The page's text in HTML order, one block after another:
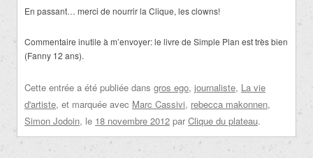
En passant… merci de nourrir la Clique, les clowns!
Commentaire inutile à m’envoyer: le livre de Simple Plan est très bien
(Fanny 12 ans).
Cette entrée a été publiée dans gros ego, journaliste, La vie
d'artiste, et marquée avec Marc Cassivi, rebecca makonnen,
Simon Jodoin, le 18 novembre 2012 par Clique du plateau.